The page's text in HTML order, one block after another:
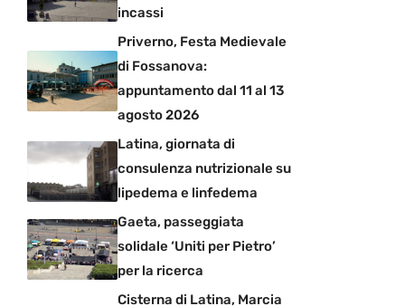
incassi
Priverno, Festa Medievale
di Fossanova:
appuntamento dal 11 al 13
agosto 2026
Latina, giornata di
consulenza nutrizionale su
lipedema e linfedema
Gaeta, passeggiata
solidale ‘Uniti per Pietro’
per la ricerca
Cisterna di Latina, Marcia